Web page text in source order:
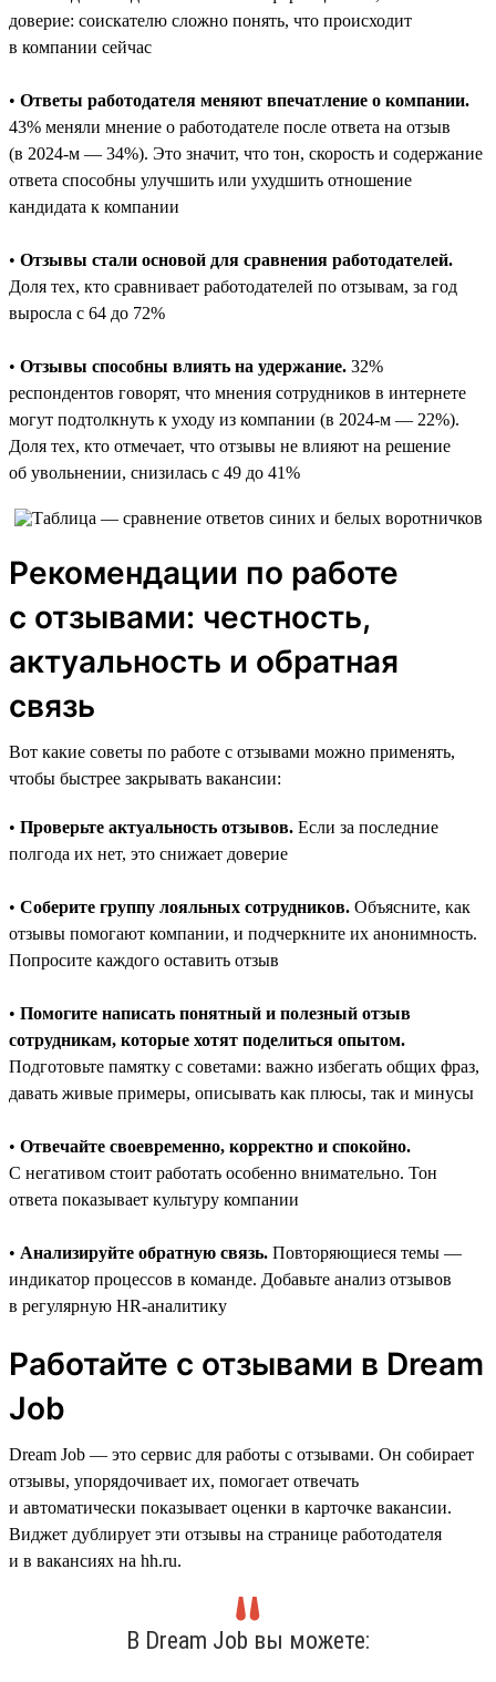
доверие: соискателю сложно понять, что происходит
в компании сейчас
• Ответы работодателя меняют впечатление о компании.
43% меняли мнение о работодателе после ответа на отзыв
(в 2024-м — 34%). Это значит, что тон, скорость и содержание
ответа способны улучшить или ухудшить отношение
кандидата к компании
• Отзывы стали основой для сравнения работодателей.
Доля тех, кто сравнивает работодателей по отзывам, за год
выросла с 64 до 72%
• Отзывы способны влиять на удержание. 32%
респондентов говорят, что мнения сотрудников в интернете
могут подтолкнуть к уходу из компании (в 2024-м — 22%).
Доля тех, кто отмечает, что отзывы не влияют на решение
об увольнении, снизилась с 49 до 41%
Рекомендации по работе
с отзывами: честность,
актуальность и обратная
связь
Вот какие советы по работе с отзывами можно применять,
чтобы быстрее закрывать вакансии:
• Проверьте актуальность отзывов. Если за последние
полгода их нет, это снижает доверие
• Соберите группу лояльных сотрудников. Объясните, как
отзывы помогают компании, и подчеркните их анонимность.
Попросите каждого оставить отзыв
• Помогите написать понятный и полезный отзыв
сотрудникам, которые хотят поделиться опытом.
Подготовьте памятку с советами: важно избегать общих фраз,
давать живые примеры, описывать как плюсы, так и минусы
• Отвечайте своевременно, корректно и спокойно.
С негативом стоит работать особенно внимательно. Тон
ответа показывает культуру компании
• Анализируйте обратную связь. Повторяющиеся темы —
индикатор процессов в команде. Добавьте анализ отзывов
в регулярную HR-аналитику
Работайте с отзывами в Dream
Job
Dream Job — это сервис для работы с отзывами. Он собирает
отзывы, упорядочивает их, помогает отвечать
и автоматически показывает оценки в карточке вакансии.
Виджет дублирует эти отзывы на странице работодателя
и в вакансиях на hh.ru.
В Dream Job вы можете: